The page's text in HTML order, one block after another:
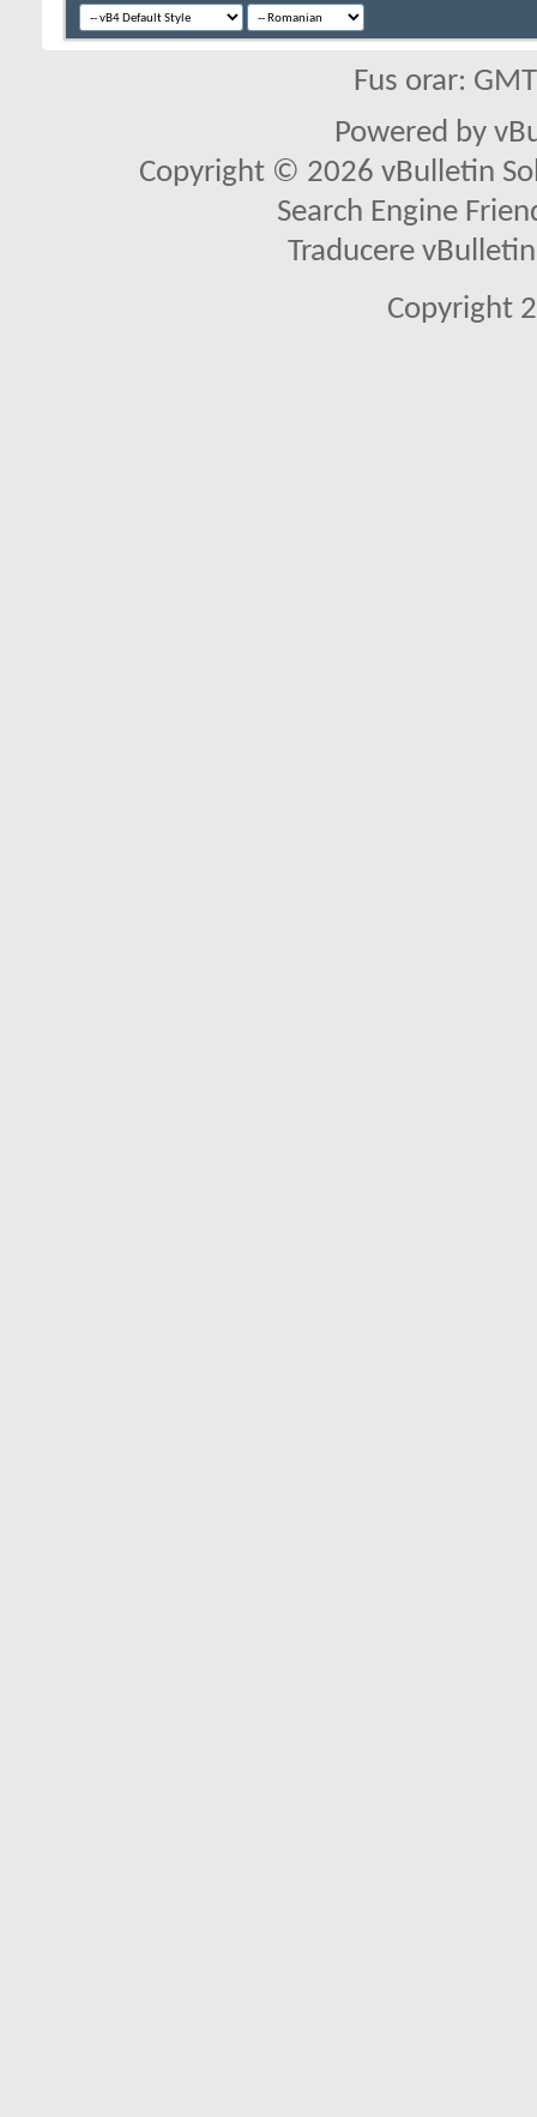
Fus orar:
Powered by
Copyright © 2026 vBulletin
Search Engine
Traducere
Copyright